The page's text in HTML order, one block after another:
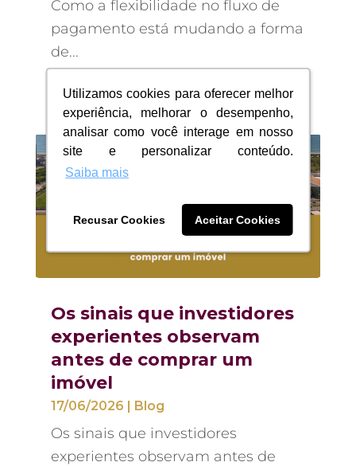
Utilizamos cookies para oferecer melhor
experiência, melhorar o desempenho,
analisar como você interage em nosso
site e personalizar conteúdo.
Saiba mais
Recusar Cookies Aceitar Cookies
Utilizamos cookies para oferecer melhor
experiência, melhorar o desempenho,
analisar como você interage em nosso
site e personalizar conteúdo.
Saiba mais
Recusar Cookies Aceitar Cookies
Como a flexibilidade no fluxo de
pagamento está mudando a forma
de...
Os sinais que investidores
experientes observam
antes de comprar um
imóvel
17/06/2026 | Blog
Os sinais que investidores
experientes observam antes de